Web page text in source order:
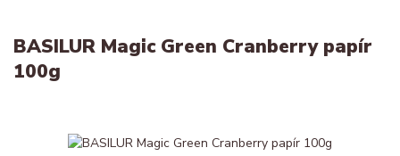
BASILUR Magic Green Cranberry papír
100g